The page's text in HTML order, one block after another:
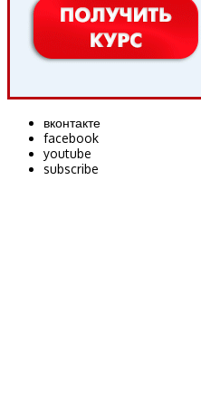
вконтакте
facebook
youtube
subscribe